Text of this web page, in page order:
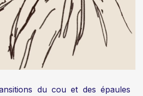
du cou et des épaules